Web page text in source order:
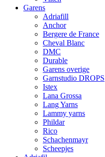
Garens
Adriafill
Anchor
Bergere de France
Cheval Blanc
DMC
Durable
Garens overige
Garnstudio DROPS
Istex
Lana Grossa
Lang Yarns
Lammy yarns
Phildar
Rico
Schachenmayr
Scheepjes